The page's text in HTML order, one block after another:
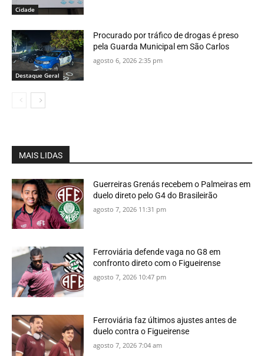
Cidade
Destaque Geral
Procurado por tráfico de drogas é preso
pela Guarda Municipal em São Carlos
agosto 6, 2026 2:35 pm
MAIS LIDAS
Guerreiras Grenás recebem o Palmeiras em
duelo direto pelo G4 do Brasileirão
agosto 7, 2026 11:31 pm
Ferroviária defende vaga no G8 em
confronto direto com o Figueirense
agosto 7, 2026 10:47 pm
Ferroviária faz últimos ajustes antes de
duelo contra o Figueirense
agosto 7, 2026 7:04 am